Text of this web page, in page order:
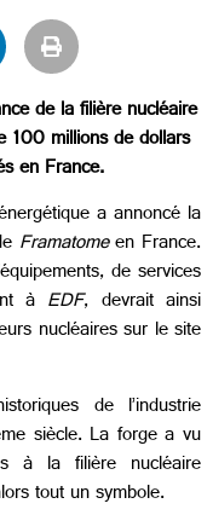
de la filière nucléaire
100 millions de dollars
en France.
a annoncé la
Framatomeen France.
de services
à EDF, devrait ainsi
nucléaires sur le site
de l’industrie
siècle. La forge a vu
à la filière nucléaire
tout un symbole.